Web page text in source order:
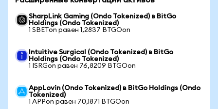
SharpLink Gaming (Ondo Tokenized) в BitGo
Holdings (Ondo Tokenized)
1 SBETon равен 1,2837 BTGOon
Intuitive Surgical (Ondo Tokenized) в BitGo
Holdings (Ondo Tokenized)
1 ISRGon равен 76,8209 BTGOon
AppLovin (Ondo Tokenized) в BitGo Holdings (Ondo
Tokenized)
1 APPon равен 70,1871 BTGOon